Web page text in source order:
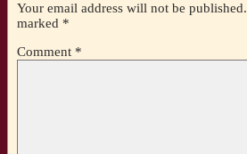
Your email address will not be published.
marked *
Comment *